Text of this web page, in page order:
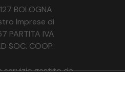
BOLOGNA
Imprese di
PARTITA IVA
SOC. COOP.
servizio gestito da